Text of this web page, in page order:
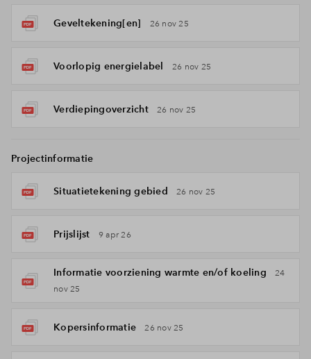
Geveltekening[en] 26 nov 25
Voorlopig energielabel 26 nov 25
Verdiepingoverzicht 26 nov 25
Projectinformatie
Situatietekening gebied 26 nov 25
Prijslijst 9 apr 26
Informatie voorziening warmte en/of koeling
24
nov 25
Kopersinformatie 26 nov 25